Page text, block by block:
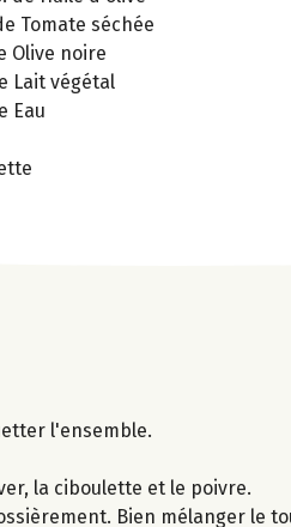
Tomate séchée
Olive noire
Lait végétal
Eau
l'ensemble.
la ciboulette et le poivre.
Bien mélanger le